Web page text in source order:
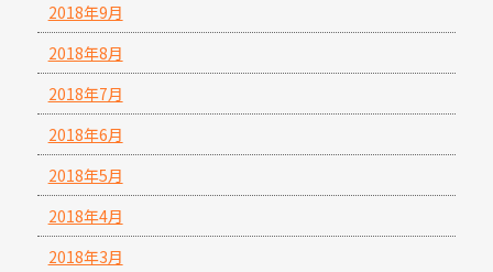
2018年9月
2018年8月
2018年7月
2018年6月
2018年5月
2018年4月
2018年3月